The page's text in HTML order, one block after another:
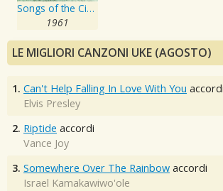
Songs of the Civil War
1961
LE MIGLIORI CANZONI UKE (AGOSTO)
1. Can't Help Falling In Love With You accordi
Elvis Presley
2. Riptide accordi
Vance Joy
3. Somewhere Over The Rainbow accordi
Israel Kamakawiwo'ole